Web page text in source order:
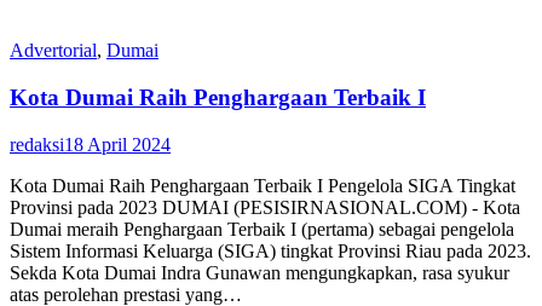
Advertorial, Dumai
Kota Dumai Raih Penghargaan Terbaik I
redaksi18 April 2024
Kota Dumai Raih Penghargaan Terbaik I Pengelola SIGA Tingkat
Provinsi pada 2023 DUMAI (PESISIRNASIONAL.COM) - Kota
Dumai meraih Penghargaan Terbaik I (pertama) sebagai pengelola
Sistem Informasi Keluarga (SIGA) tingkat Provinsi Riau pada 2023.
Sekda Kota Dumai Indra Gunawan mengungkapkan, rasa syukur
atas perolehan prestasi yang…